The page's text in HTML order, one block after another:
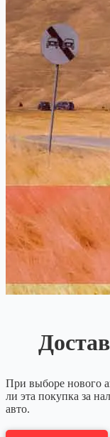
При выборе нового
ли эта покупка за
авто.